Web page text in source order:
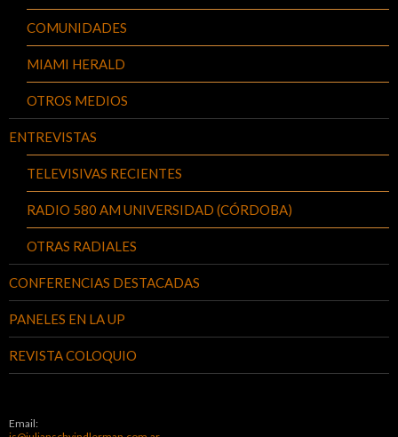
COMUNIDADES
MIAMI HERALD
OTROS MEDIOS
ENTREVISTAS
TELEVISIVAS RECIENTES
RADIO 580 AM UNIVERSIDAD (CÓRDOBA)
OTRAS RADIALES
CONFERENCIAS DESTACADAS
PANELES EN LA UP
REVISTA COLOQUIO
Email: